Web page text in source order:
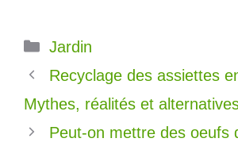
Catégories
Jardin
Recyclage des assiettes
Mythes, réalités et
Peut-on mettre des oeufs